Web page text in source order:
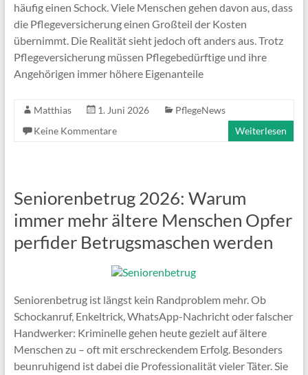
häufig einen Schock. Viele Menschen gehen davon aus, dass
die Pflegeversicherung einen Großteil der Kosten
übernimmt. Die Realität sieht jedoch oft anders aus. Trotz
Pflegeversicherung müssen Pflegebedürftige und ihre
Angehörigen immer höhere Eigenanteile
Matthias 1. Juni 2026
PflegeNews
Keine Kommentare
Weiterlesen
Seniorenbetrug 2026: Warum
immer mehr ältere Menschen Opfer
perfider Betrugsmaschen werden
Seniorenbetrug ist längst kein Randproblem mehr. Ob
Schockanruf, Enkeltrick, WhatsApp-Nachricht oder falscher
Handwerker: Kriminelle gehen heute gezielt auf ältere
Menschen zu – oft mit erschreckendem Erfolg. Besonders
beunruhigend ist dabei die Professionalität vieler Täter. Sie